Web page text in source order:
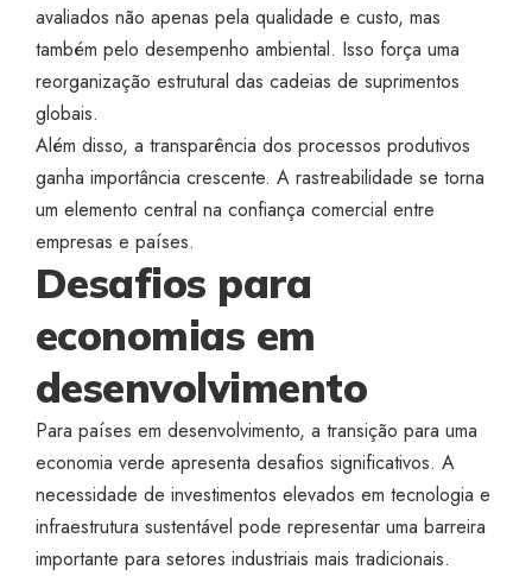
avaliados não apenas pela qualidade e custo, mas
também pelo desempenho ambiental. Isso força uma
reorganização estrutural das cadeias de suprimentos
globais.
Além disso, a transparência dos processos produtivos
ganha importância crescente. A rastreabilidade se torna
um elemento central na confiança comercial entre
empresas e países.
Desafios para
economias em
desenvolvimento
Para países em desenvolvimento, a transição para uma
economia verde apresenta desafios significativos. A
necessidade de investimentos elevados em tecnologia e
infraestrutura sustentável pode representar uma barreira
importante para setores industriais mais tradicionais.